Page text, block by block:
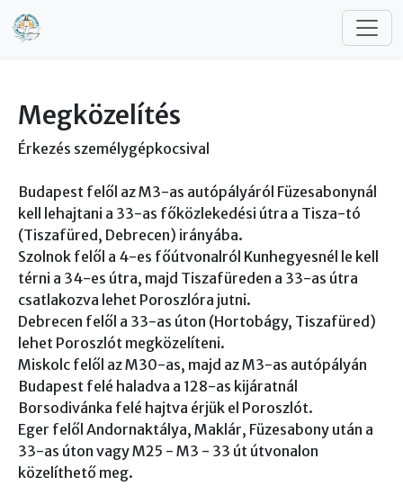
Ugrás a tartalomra
Megközelítés
Érkezés személygépkocsival
Budapest felől az M3-as autópályáról Füzesabonynál
kell lehajtani a 33-as főközlekedési útra a Tisza-tó
(Tiszafüred, Debrecen) irányába.
Szolnok felől a 4-es főútvonalról Kunhegyesnél le kell
térni a 34-es útra, majd Tiszafüreden a 33-as útra
csatlakozva lehet Poroszlóra jutni.
Debrecen felől a 33-as úton (Hortobágy, Tiszafüred)
lehet Poroszlót megközelíteni.
Miskolc felől az M30-as, majd az M3-as autópályán
Budapest felé haladva a 128-as kijáratnál
Borsodivánka felé hajtva érjük el Poroszlót.
Eger felől Andornaktálya, Maklár, Füzesabony után a
33-as úton vagy M25 - M3 - 33 út útvonalon
közelíthető meg.